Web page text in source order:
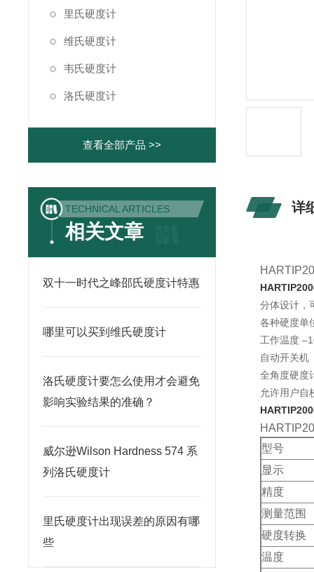
里氏硬度计
维氏硬度计
韦氏硬度计
洛氏硬度计
查看全部产品 >>
TECHNICAL ARTICLES
相关文章
双十一时代之峰邵氏硬度计特惠
哪里可以买到维氏硬度计
洛氏硬度计要怎么使用才会避免
影响实验结果的准确？
威尔逊Wilson Hardness 574 系
列洛氏硬度计
里氏硬度计出现误差的原因有哪
些
详
分体设计，
各种硬度单
工作温度
自动开关机
全角度硬度
允许用户自
型号
显示
精度
测量范围
硬度转换
温度